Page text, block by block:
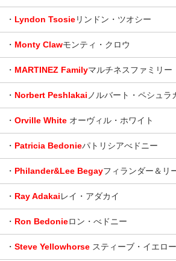
・ Lyndon Tsosieリンドン・ツオシー
・ Monty Clawモンティ・クロウ
・ MARTINEZ Familyマルチネスファミリー
・ Norbert Peshlakai ノルバート・ペシュラ
・ Orville White オーヴィル・ホワイト
・ Patricia Bedonieパトリシアべドニー
・ Philander&Lee Begayフィランダー＆リ
・ Ray Adakaiレイ・アダカイ
・ Ron Bedonieロン・べドニー
・ Steve Yellowhorse スティーブ・イエロ